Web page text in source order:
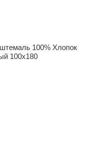
100% Хлопок
100х180